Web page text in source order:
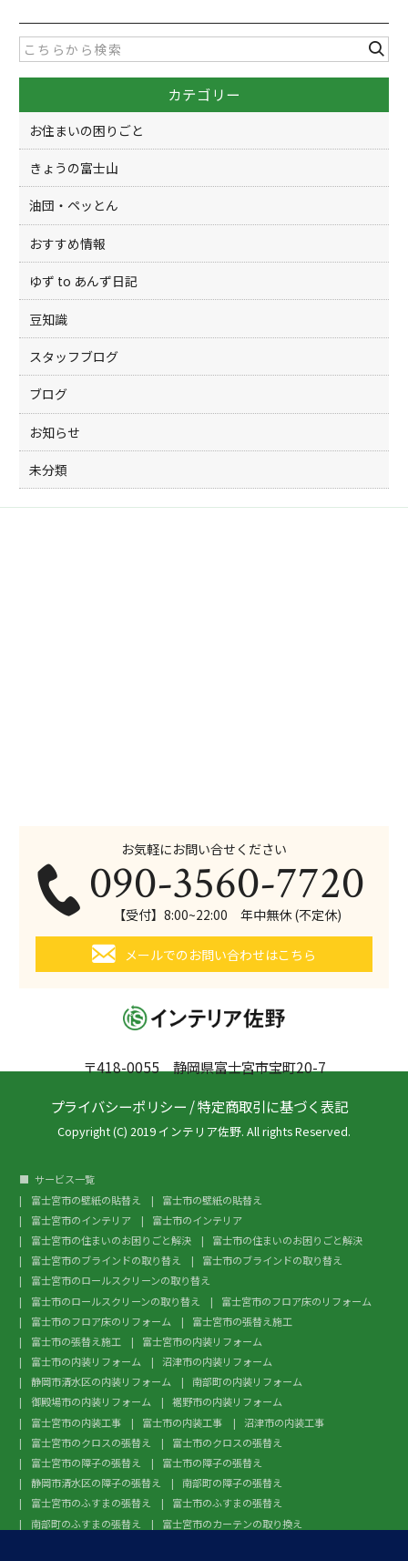
e
b
o
o
k
er
カテゴリー
お住まいの困りごと
きょうの富士山
油団・ペッとん
おすすめ情報
ゆず to あんず日記
豆知識
スタッフブログ
ブログ
お知らせ
未分類
〒418-0055 静岡県富士宮市宝町20-7
お気軽にお問い合せください
090-3560-7720
【受付】8:00~22:00 年中無休 (不定休)
メールでのお問い合わせはこちら
プライバシーポリシー /特定商取引に基づく表記
Copyright (C) 2019 インテリア佐野. All rights Reserved.
サービス一覧
富士宮市の壁紙の貼替え
富士市の壁紙の貼替え
富士宮市のインテリア
富士市のインテリア
富士宮市の住まいのお困りごと解決
富士市の住まいのお困りごと解決
富士宮市のブラインドの取り替え
富士市のブラインドの取り替え
富士宮市のロールスクリーンの取り替え
富士市のロールスクリーンの取り替え
富士宮市のフロア床のリフォーム
富士市のフロア床のリフォーム
富士宮市の張替え施工
富士市の張替え施工
富士宮市の内装リフォーム
富士市の内装リフォーム
沼津市の内装リフォーム
静岡市清水区の内装リフォーム
南部町の内装リフォーム
御殿場市の内装リフォーム
裾野市の内装リフォーム
富士宮市の内装工事
富士市の内装工事
沼津市の内装工事
富士宮市のクロスの張替え
富士市のクロスの張替え
富士宮市の障子の張替え
富士市の障子の張替え
静岡市清水区の障子の張替え
南部町の障子の張替え
富士宮市のふすまの張替え
富士市のふすまの張替え
南部町のふすまの張替え
富士宮市のカーテンの取り換え